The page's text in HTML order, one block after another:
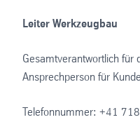
Leiter Werkzeugbau
Gesamtverantwortlich für
Ansprechperson für
Telefonnummer: +41